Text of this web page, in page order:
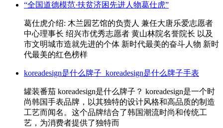
“全国道德模范·扶贫济困先进人物葛仕虎”
葛仕虎介绍: 木兰园艺馆的负责人 兼任大唐乐爱志愿者
中心理事长 绍兴市优秀志愿者 黄山林院名誉院长 以及
市文明城市造就先进的个体 新时代最美的奋斗人物 新时
代最美的红色榜样
koreadesign是什么牌子_koreadesign是什么牌子手表
罐装番茄 koreadesign是什么牌子？ koreadesign是一个时
尚韩国手表品牌，以其独特的设计风格和高品质的制造
工艺而闻名。这个品牌结合了韩国潮流时尚和传统工
艺，为消费者提供了独特而